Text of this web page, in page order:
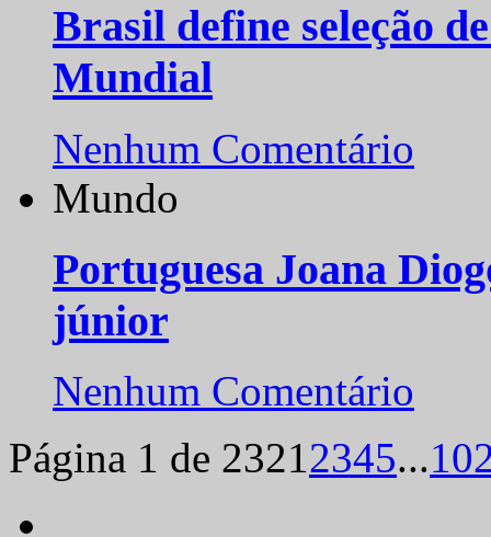
Brasil define seleção
Mundial
Nenhum Comentário
Mundo
Portuguesa Joana
júnior
Nenhum Comentário
Página 1 de 23212345...10